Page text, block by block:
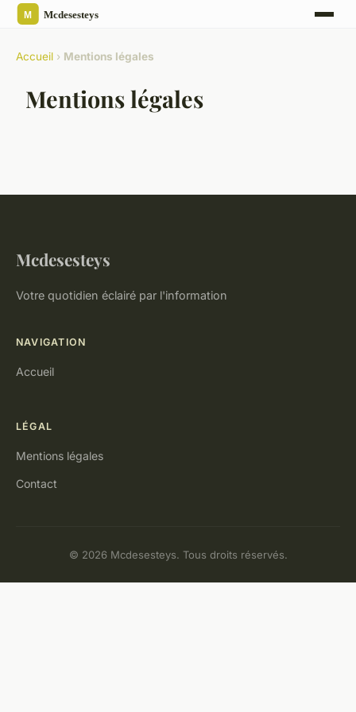
Accueil › Mentions légales
Mentions légales
Mcdesesteys
Votre quotidien éclairé par l'information
NAVIGATION
Accueil
LÉGAL
Mentions légales
Contact
© 2026 Mcdesesteys. Tous droits réservés.